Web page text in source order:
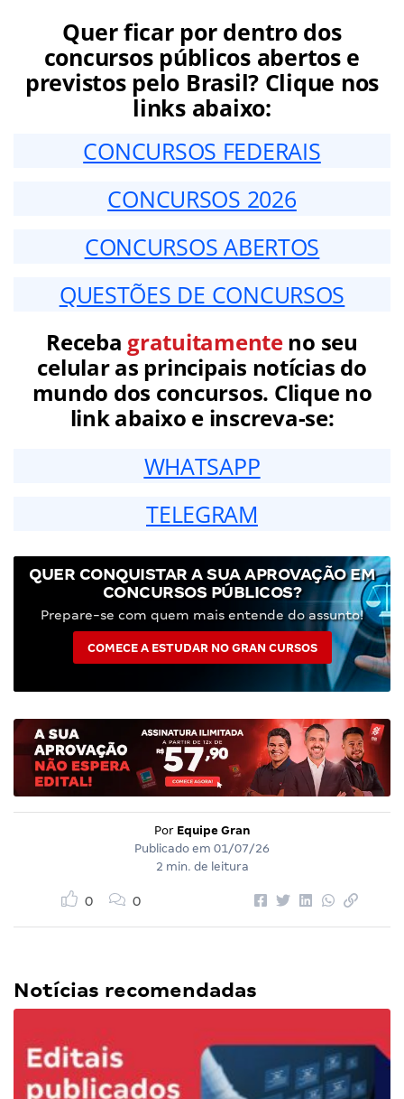
Quer ficar por dentro dos
concursos públicos abertos e
previstos pelo Brasil? Clique nos
links abaixo:
CONCURSOS FEDERAIS
CONCURSOS 2026
CONCURSOS ABERTOS
QUESTÕES DE CONCURSOS
Receba gratuitamenteno seu
celular as principais notícias do
mundo dos concursos. Clique no
link abaixo e inscreva-se:
WHATSAPP
TELEGRAM
QUER CONQUISTAR A SUA APROVAÇÃO EM
CONCURSOS PÚBLICOS?
Prepare-se com quem mais entende do assunto!
COMECE A ESTUDAR NO GRAN CURSOS
Por Equipe Gran
Publicado em 01/07/26
2 min. de leitura
0 0
Notícias recomendadas